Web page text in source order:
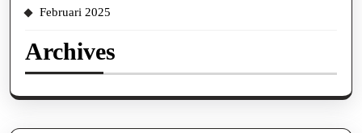
Februari 2025
Archives